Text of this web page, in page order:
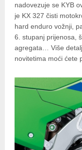
nadovezuje se KYB
je KX 327 čisti
hard enduro vožnji,
6. stupanj prijenosa,
agregata… Više
novitetima moći ćete